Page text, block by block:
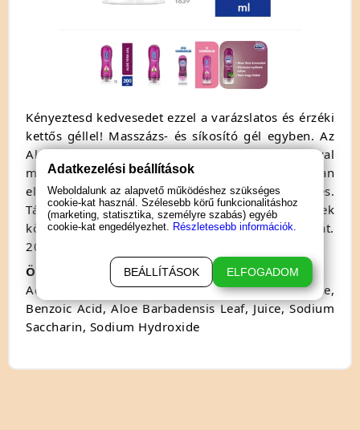
Kényeztesd kedvesedet ezzel a varázslatos és érzéki
kettős géllel! Masszázs- és síkosító gél egyben. Az
Aloe Vera intenzív, tápláló, hidratáló hatásával
megspékelve, az erotikus masszázs garantáltan
ellazít. Mindenféle allergénektől, aromáktól mentes.
Tápláló E-vitaminnal, különleges összetevőinek
köszönhetően nem tapad és 100%-ig óvszerbarát.
200m-es, flakonos kiszerelésben.
Összetevők:
Aqua, Propylene Glycol, Hydroxyethylcelulose,
Benzoic Acid, Aloe Barbadensis Leaf, Juice, Sodium
Saccharin, Sodium Hydroxide
Adatkezelési beállítások
Weboldalunk az alapvető működéshez szükséges
cookie-kat használ. Szélesebb körű funkcionalitáshoz
(marketing, statisztika, személyre szabás) egyéb
cookie-kat engedélyezhet. Részletesebb információk.
BEÁLLÍTÁSOK ELFOGADOM